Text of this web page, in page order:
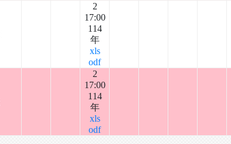
2
17:00
114
年
xls
odf
2
17:00
114
年
xls
odf